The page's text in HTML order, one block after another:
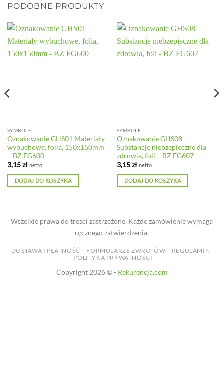
PODOBNE PRODUKTY
SYMBOLE
Oznakowanie GHS01 Materiały
wybuchowe, folia, 150x150mm
– BZ FG600
3,15zł netto
DODAJ DO KOSZYKA
SYMBOLE
Oznakowanie GHS08
Substancje niebzepieczne dla
zdrowia, foli – BZ FG607
3,15zł netto
DODAJ DO KOSZYKA
Wszelkie prawa do treści zastrzeżone. Każde zamówienie wymaga
ręcznego zatwierdzenia.
DOSTAWA I PŁATNOŚĆ FORMULARZE ZWROTÓW
REGULAMIN
POLITYKA PRYWATNOŚCI
Copyright 2026 © - Rekurencja.com